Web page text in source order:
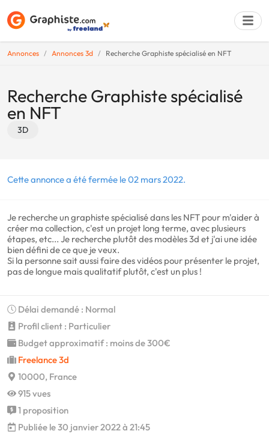
Annonces Annonces 3d Recherche Graphiste spécialisé en NFT
Recherche Graphiste spécialisé
en NFT
3D
Cette annonce a été fermée le 02 mars 2022.
Je recherche un graphiste spécialisé dans les NFT pour m'aider à
créer ma collection, c'est un projet long terme, avec plusieurs
étapes, etc... Je recherche plutôt des modèles 3d et j'ai une idée
bien défini de ce que je veux.
Si la personne sait aussi faire des vidéos pour présenter le projet,
pas de longue mais qualitatif plutôt, c'est un plus !
Délai demandé : Normal
Profil client : Particulier
Budget approximatif : moins de 300€
Freelance 3d
10000, France
915 vues
1 proposition
Publiée le 30 janvier 2022 à 21:45